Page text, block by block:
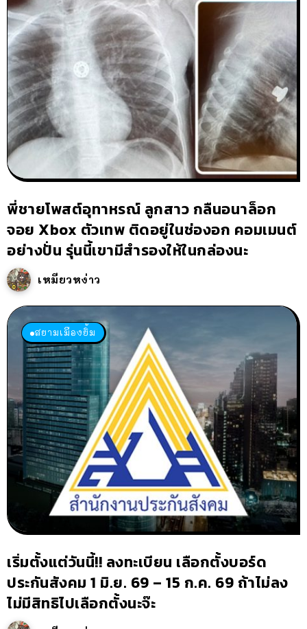
พี่ชายโพสต์อุทาหรณ์ ลูกสาว กลืนอนาล็อก
จอย Xbox ตัวเทพ ติดอยู่ในช่องอก คอมเมนต์
อย่างปั่น รุ่นนี้เขามีสำรองให้ในกล่องนะ
เหมียวหง่าว
สยามเมืองยิ้ม
เริ่มตั้งแต่วันนี้!! ลงทะเบียน เลือกตั้งบอร์ด
ประกันสังคม 1 มิ.ย. 69 – 15 ก.ค. 69 ถ้าไม่ลง
ไม่มีสิทธิไปเลือกตั้งนะจ๊ะ